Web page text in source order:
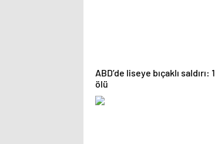
ABD’de liseye bıçaklı saldırı: 1
ölü